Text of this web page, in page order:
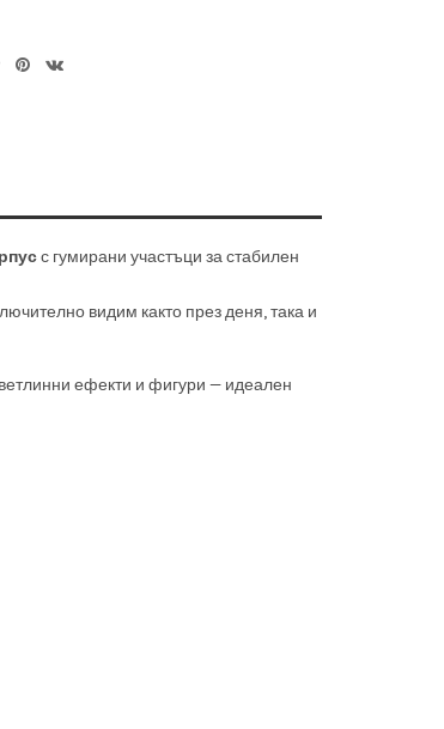
с гумирани участъци за стабилен
видим както през деня, така и
ефекти и фигури — идеален